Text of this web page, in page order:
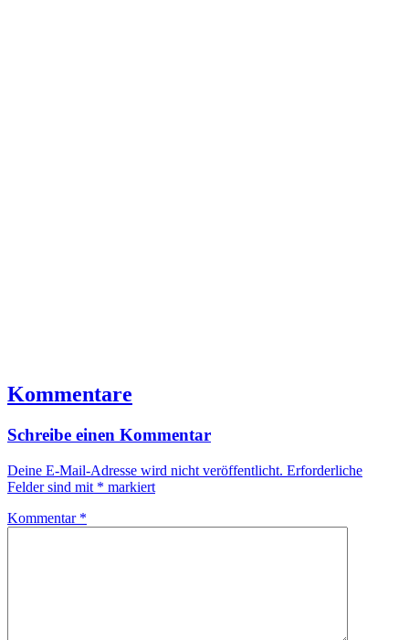
Kommentare
Schreibe einen Kommentar
Deine E-Mail-Adresse wird nicht veröffentlicht. Erforderliche
Felder sind mit * markiert
Kommentar *